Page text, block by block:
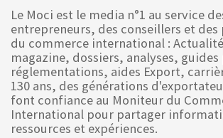
Le Moci est le media n°1 au service
entrepreneurs, des conseillers et
du commerce international :
magazine, dossiers, analyses,
réglementations, aides Export,
130 ans, des générations
font confiance au Moniteur du
International pour partager
ressources et expériences.